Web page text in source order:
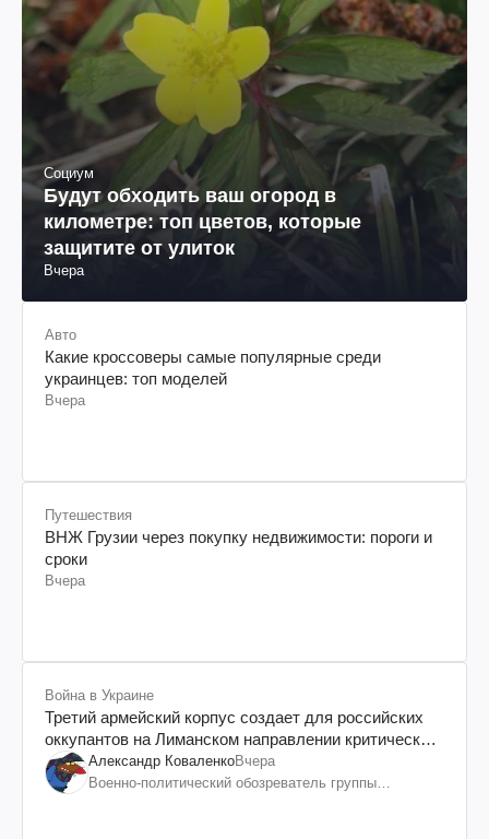
Социум
Будут обходить ваш огород в
километре: топ цветов, которые
защитите от улиток
Вчера
Авто
Какие кроссоверы самые популярные среди
украинцев: топ моделей
Вчера
Путешествия
ВНЖ Грузии через покупку недвижимости: пороги и
сроки
Вчера
Война в Украине
Третий армейский корпус создает для российских
оккупантов на Лиманском направлении критический
дискомфорт: как это удалось
Александр КоваленкоВчера
Военно-политический обозреватель группы